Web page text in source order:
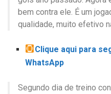
bem contra ele. É um
qualidade, muito efetivo
Clique aqui para
WhatsApp
Segundo dia de treino